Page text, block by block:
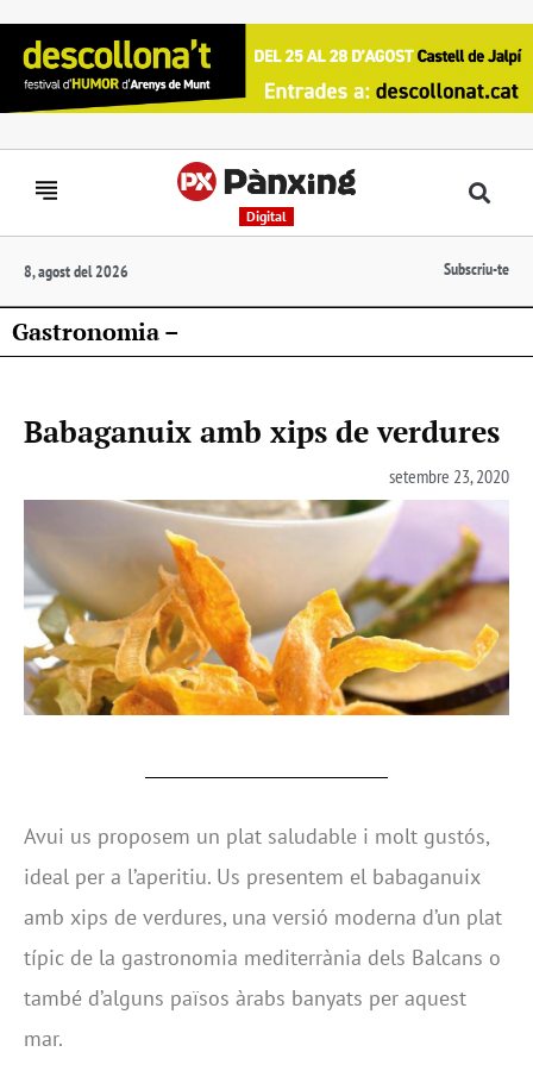
Digital
8, agost del 2026 Subscriu-te
Gastronomia –
Babaganuix amb xips de verdures
setembre 23, 2020
Avui us proposem un plat saludable i molt gustós,
ideal per a l’aperitiu. Us presentem el babaganuix
amb xips de verdures, una versió moderna d’un plat
típic de la gastronomia mediterrània dels Balcans o
també d’alguns països àrabs banyats per aquest
mar.